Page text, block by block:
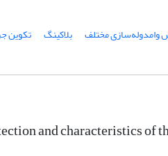
وامدوله‌سازی مختلف بلاکینگ
تکوین
and characteristics of